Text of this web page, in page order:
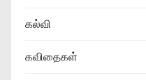
கல்வி
கவிதைகள்